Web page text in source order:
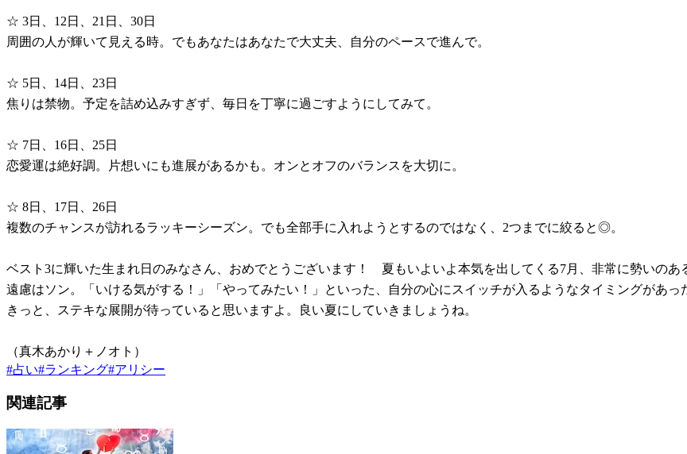
☆ 3日、12日、21日、30日
周囲の人が輝いて見える時。でもあなたはあなたで大丈夫、自分のペースで進んで。
☆ 5日、14日、23日
焦りは禁物。予定を詰め込みすぎず、毎日を丁寧に過ごすようにしてみて。
☆ 7日、16日、25日
恋愛運は絶好調。片想いにも進展があるかも。オンとオフのバランスを大切に。
☆ 8日、17日、26日
複数のチャンスが訪れるラッキーシーズン。でも全部手に入れようとするのではなく、2つまでに絞ると◎。
ベスト3に輝いた生まれ日のみなさん、おめでとうございます！ 夏もいよいよ本気を出してくる7月、非常に勢いの
遠慮はソン。「いける気がする！」「やってみたい！」といった、自分の心にスイッチが入るようなタイミングがあ
きっと、ステキな展開が待っていると思いますよ。良い夏にしていきましょうね。
（真木あかり＋ノオト）
#占い#ランキング#アリシー
関連記事